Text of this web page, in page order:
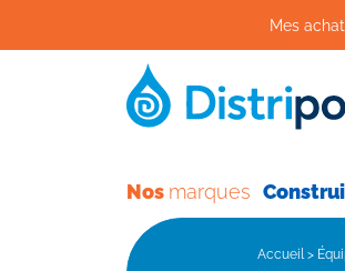
Mes
Nos marques
Accueil >